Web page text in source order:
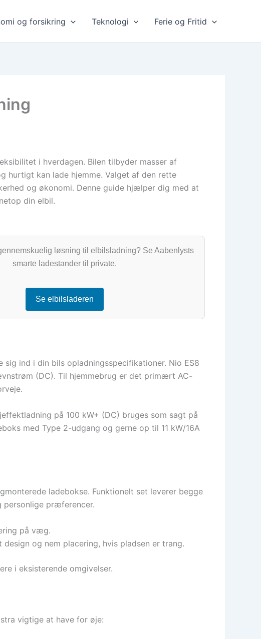
og forsikring Teknologi Ferie og Fritid
i hverdagen. Bilen tilbyder masser af
hurtigt kan lade hjemme. Valget af den rette
og økonomi. Denne guide hjælper dig med at
din elbil.
løsning til elbilsladning? Se Aabenlysts
smarte ladestander til private.
Se elbilsladeren
ind i din bils opladningsspecifikationer. Nio ES8
(DC). Til hjemmebrug er det primært AC-
på 100 kW+ (DC) bruges som sagt på
med Type 2-udgang og gerne op til 11 kW/16A
ladebokse. Funktionelt set leverer begge
personlige præferencer.
på væg.
og nem placering, hvis pladsen er trang.
i eksisterende omgivelser.
vigtige at have for øje: